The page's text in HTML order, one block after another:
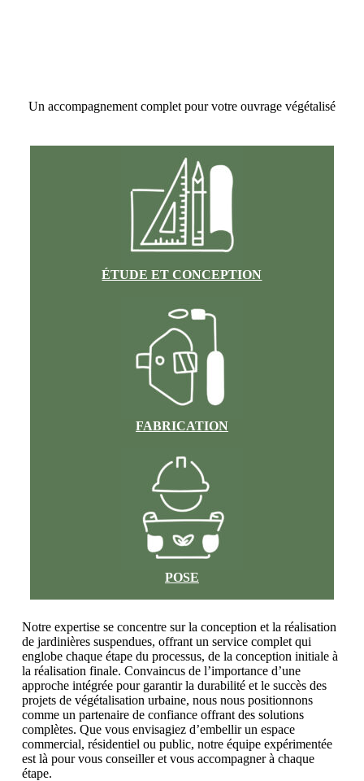
Un accompagnement complet pour votre ouvrage végétalisé
ÉTUDE ET CONCEPTION
FABRICATION
POSE
Notre expertise se concentre sur la conception et la réalisation
de jardinières suspendues, offrant un service complet qui
englobe chaque étape du processus, de la conception initiale à
la réalisation finale. Convaincus de l’importance d’une
approche intégrée pour garantir la durabilité et le succès des
projets de végétalisation urbaine, nous nous positionnons
comme un partenaire de confiance offrant des solutions
complètes. Que vous envisagiez d’embellir un espace
commercial, résidentiel ou public, notre équipe expérimentée
est là pour vous conseiller et vous accompagner à chaque
étape.